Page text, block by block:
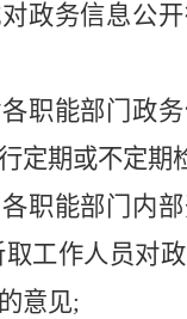
政务信息公
职能部门政
定期或不定期
职能部门内
取工作人员对
意见;